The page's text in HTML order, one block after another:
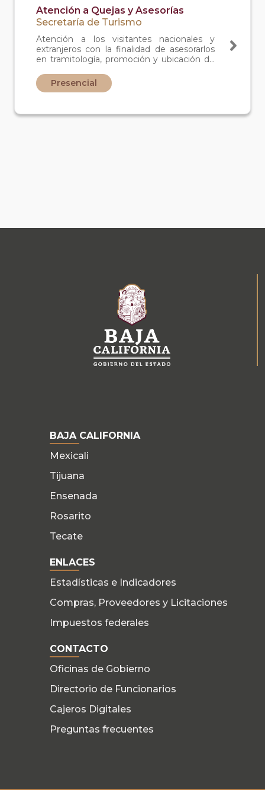
Atención a Quejas y Asesorías
Secretaría de Turismo
Atención a los visitantes nacionales y
extranjeros con la finalidad de asesorarlos
en tramitología, promoción y ubicación de
seguimiento cuando sea necesaria la
intervención de autoridades locales.
Presencial
BAJA CALIFORNIA
Mexicali
Tijuana
Ensenada
Rosarito
Tecate
ENLACES
Estadísticas e Indicadores
Compras, Proveedores y Licitaciones
Impuestos federales
CONTACTO
Oficinas de Gobierno
Directorio de Funcionarios
Cajeros Digitales
Preguntas frecuentes